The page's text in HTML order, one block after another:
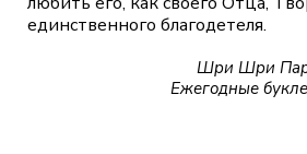
единственного благодетеля.
Шри Шри
Ежегодные